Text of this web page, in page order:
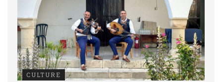
CULTURE